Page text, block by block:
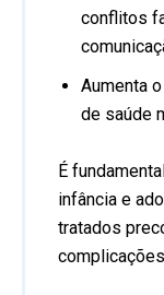
conflitos
Aumenta
de saúde
É
infância e
tratados